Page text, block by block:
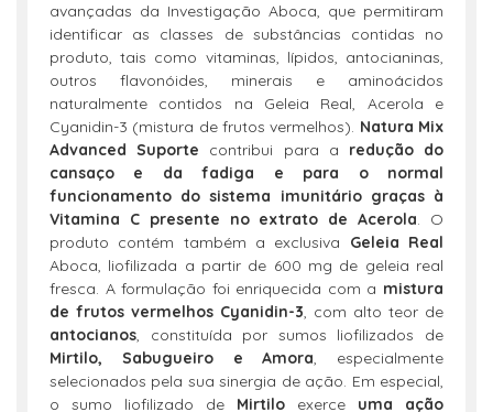
avançadas da Investigação Aboca, que permitiram
identificar as classes de substâncias contidas no
produto, tais como vitaminas, lípidos, antocianinas,
outros flavonóides, minerais e aminoácidos
naturalmente contidos na Geleia Real, Acerola e
Cyanidin-3 (mistura de frutos vermelhos). Natura Mix
Advanced Suporte contribui para a redução do
cansaço e da fadiga e para o normal
funcionamento do sistema imunitário graças à
Vitamina C presente no extrato de Acerola. O
produto contém também a exclusiva Geleia Real
Aboca, liofilizada a partir de 600 mg de geleia real
fresca. A formulação foi enriquecida com a mistura
de frutos vermelhos Cyanidin-3, com alto teor de
antocianos, constituída por sumos liofilizados de
Mirtilo, Sabugueiro e Amora, especialmente
selecionados pela sua sinergia de ação. Em especial,
o sumo liofilizado de Mirtilo exerce uma ação